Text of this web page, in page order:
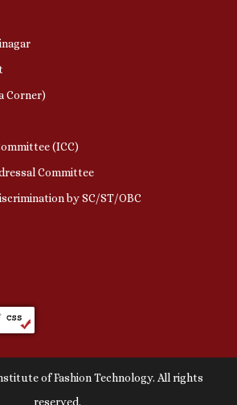
Corner)
(ICC)
Committee
by SC/ST/OBC
of Fashion Technology. All rights
reserved.